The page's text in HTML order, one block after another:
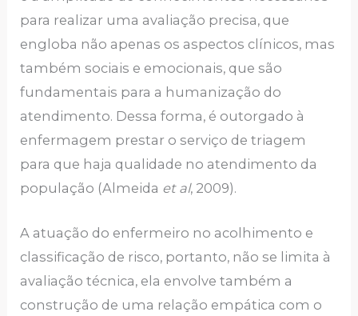
para realizar uma avaliação precisa, que
engloba não apenas os aspectos clínicos, mas
também sociais e emocionais, que são
fundamentais para a humanização do
atendimento. Dessa forma, é outorgado à
enfermagem prestar o serviço de triagem
para que haja qualidade no atendimento da
população (Almeida et al, 2009).
A atuação do enfermeiro no acolhimento e
classificação de risco, portanto, não se limita à
avaliação técnica, ela envolve também a
construção de uma relação empática com o